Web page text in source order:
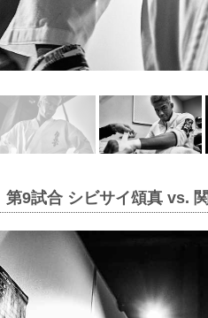
第9試合 シビサイ頌真 vs.